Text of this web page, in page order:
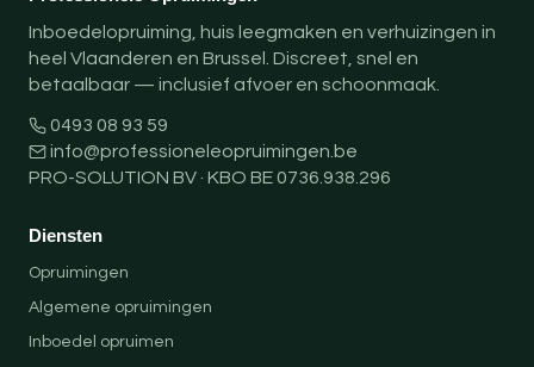
Inboedelopruiming, huis leegmaken en verhuizingen in
heel Vlaanderen en Brussel. Discreet, snel en
betaalbaar — inclusief afvoer en schoonmaak.
0493 08 93 59
info@professioneleopruimingen.be
PRO-SOLUTION BV · KBO BE 0736.938.296
Diensten
Opruimingen
Algemene opruimingen
Inboedel opruimen